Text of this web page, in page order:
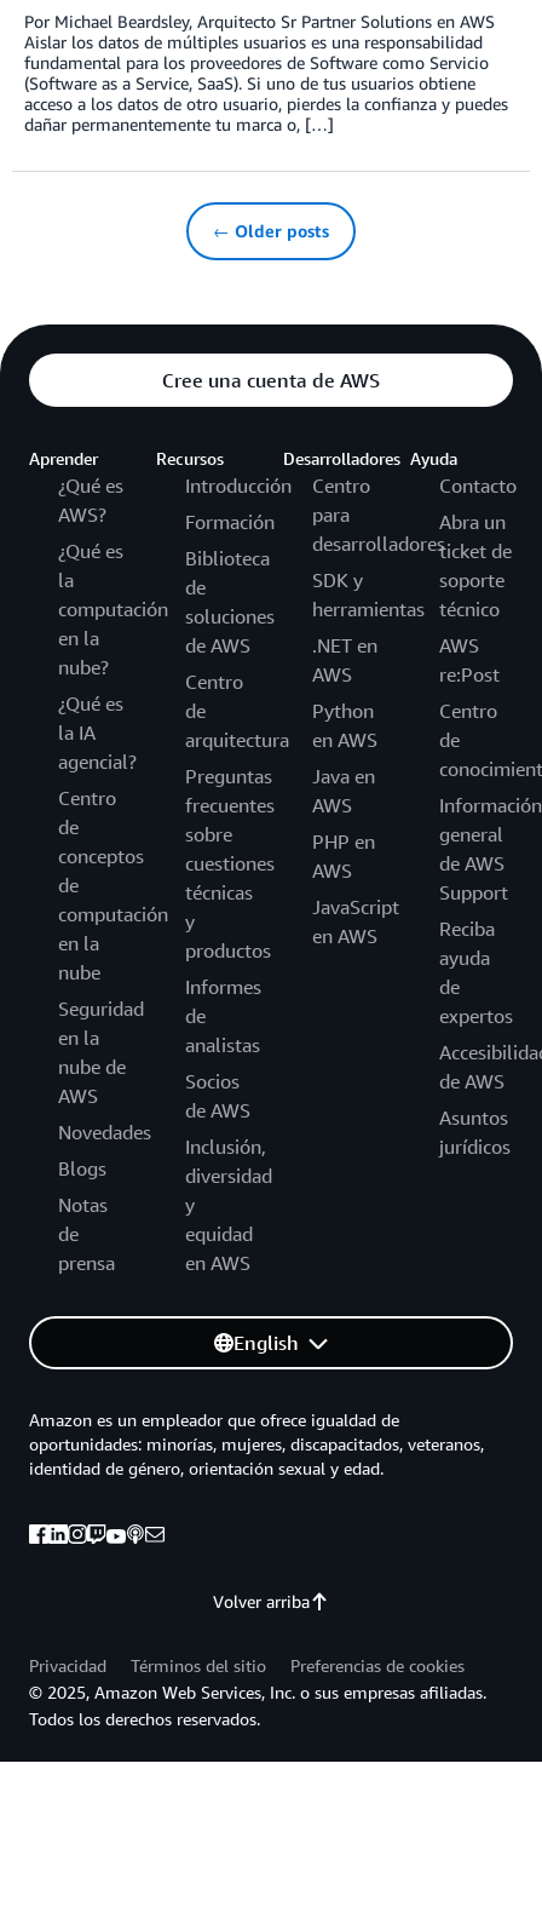
Por Michael Beardsley, Arquitecto Sr Partner Solutions en AWS
Aislar los datos de múltiples usuarios es una responsabilidad
fundamental para los proveedores de Software como Servicio
(Software as a Service, SaaS). Si uno de tus usuarios obtiene
acceso a los datos de otro usuario, pierdes la confianza y puedes
dañar permanentemente tu marca o, […]
← Older posts
Cree una cuenta de AWS
Aprender
¿Qué es
AWS?
¿Qué es
la
computación
en la
nube?
¿Qué es
la IA
agencial?
Centro
de
conceptos
de
computación
en la
nube
Seguridad
en la
nube de
AWS
Novedades
Blogs
Notas
de
prensa
Recursos
Introducción
Formación
Biblioteca
de
soluciones
de AWS
Centro
de
arquitectura
Preguntas
frecuentes
sobre
cuestiones
técnicas
y
productos
Informes
de
analistas
Socios
de AWS
Inclusión,
diversidad
y
equidad
en AWS
Desarrolladores
Centro
para
desarrolladores
SDK y
herramientas
.NET en
AWS
Python
en AWS
Java en
AWS
PHP en
AWS
JavaScript
en AWS
Ayuda
Contacto
Abra un
ticket de
soporte
técnico
AWS
re:Post
Centro
de
Información
general
de AWS
Support
Reciba
ayuda
de
expertos
de AWS
Asuntos
jurídicos
English
Volver arriba
Amazon es un empleador que ofrece igualdad de
oportunidades: minorías, mujeres, discapacitados, veteranos,
identidad de género, orientación sexual y edad.
Privacidad Términos del sitio
Preferencias de cookies
© 2025, Amazon Web Services, Inc. o sus empresas afiliadas.
Todos los derechos reservados.